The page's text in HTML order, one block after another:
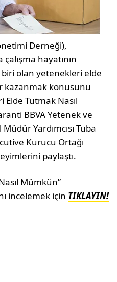
Derneği),
hayatının
olan yetenekleri elde
kazanmak konusunu
Tutmak Nasıl
BBVA Yetenek ve
Yardımcısı Tuba
Kurucu Ortağı
paylaştı.
Mümkün”
incelemek için TIKLAYIN!